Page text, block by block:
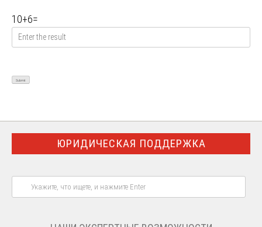
10+6=
ЮРИДИЧЕСКАЯ ПОДДЕРЖКА